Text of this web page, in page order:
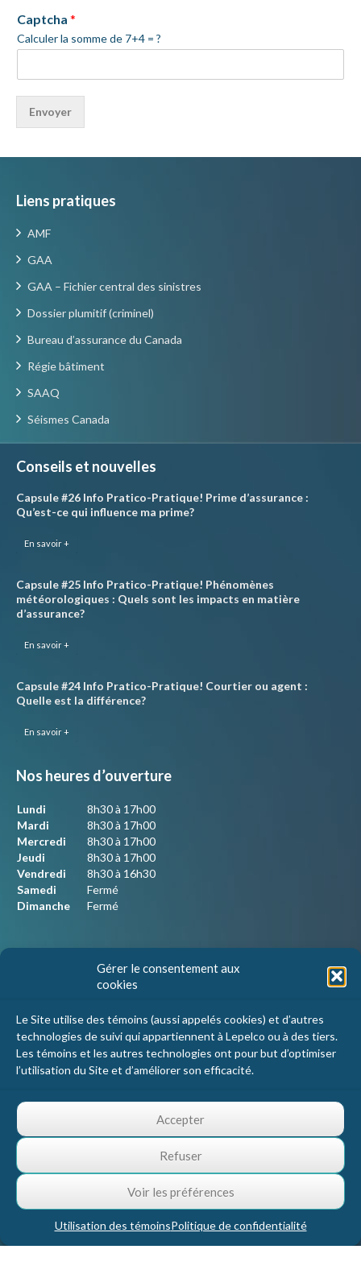
Gérer le consentement aux
cookies
Le Site utilise des témoins (aussi appelés cookies) et d’autres
technologies de suivi qui appartiennent à Lepelco ou à des tiers.
Les témoins et les autres technologies ont pour but d’optimiser
l’utilisation du Site et d’améliorer son efficacité.
Accepter
Refuser
Voir les préférences
Utilisation des témoinsPolitique de confidentialité
t
r
Captcha *
Calculer la somme de 7+4 = ?
Envoyer
Liens pratiques
AMF
GAA
GAA – Fichier central des sinistres
Dossier plumitif (criminel)
Bureau d’assurance du Canada
Régie bâtiment
SAAQ
Séismes Canada
Conseils et nouvelles
Capsule #26 Info Pratico-Pratique! Prime d’assurance :
Qu’est-ce qui influence ma prime?
En savoir +
Capsule #25 Info Pratico-Pratique! Phénomènes
météorologiques : Quels sont les impacts en matière
d’assurance?
En savoir +
Capsule #24 Info Pratico-Pratique! Courtier ou agent :
Quelle est la différence?
En savoir +
Nos heures d’ouverture
Lundi
8h30 à 17h00
Mardi
8h30 à 17h00
Mercredi
8h30 à 17h00
Jeudi
8h30 à 17h00
Vendredi
8h30 à 16h30
Samedi
Fermé
Dimanche
Fermé
Nous joindre
Saint-Mathieu-de-Beloeil, Qc
J3G 0R2
1 800 467-5067